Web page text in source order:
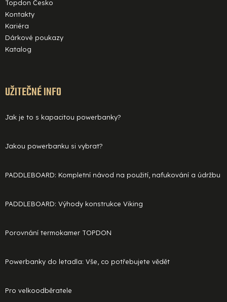
Topdon Česko
Kontakty
Kariéra
Dárkové poukazy
Katalog
UŽITEČNÉ INFO
Jak je to s kapacitou powerbanky?
Jakou powerbanku si vybrat?
PADDLEBOARD: Kompletní návod na použití, nafukování a údržbu
PADDLEBOARD: Výhody konstrukce Viking
Porovnání termokamer TOPDON
Powerbanky do letadla: Vše, co potřebujete vědět
Pro velkoodběratele